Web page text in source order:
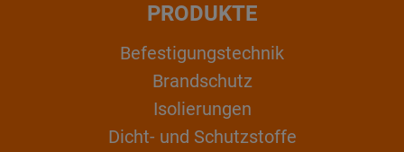
PRODUKTE
Befestigungstechnik
Brandschutz
Isolierungen
Dicht- und Schutzstoffe